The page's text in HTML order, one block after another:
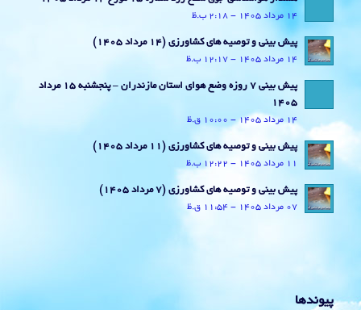
14 مرداد 1405 - 2:18 ب.ظ
پیش بینی و توصیه های کشاورزی (14 مرداد ۱۴۰۵)
14 مرداد 1405 - 12:17 ب.ظ
پیش بینی 7 روزه وضع هوای استان مازندران – پنجشنبه 15 مرداد
1405
14 مرداد 1405 - 10:00 ق.ظ
پیش بینی و توصیه های کشاورزی (11 مرداد ۱۴۰۵)
11 مرداد 1405 - 12:22 ب.ظ
پیش بینی و توصیه های کشاورزی (7 مرداد ۱۴۰۵)
07 مرداد 1405 - 11:54 ق.ظ
پیوندها